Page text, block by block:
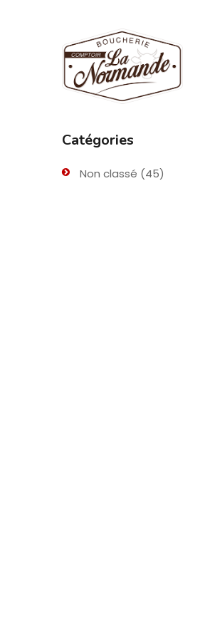
Catégories
Non classé (45)